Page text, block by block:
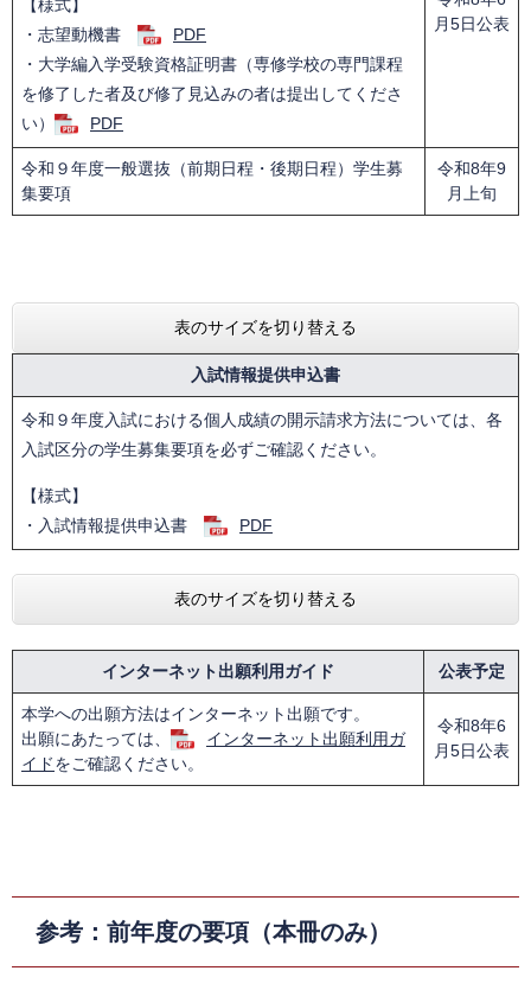
【様式】
・志望動機書
PDF
・大学編入学受験資格証明書（専修学校の専門課程
を修了した者及び修了見込みの者は提出してくださ
い）
PDF
月5日公表
令和９年度一般選抜（前期日程・後期日程）学生募
集要項
令和8年9
月上旬
表のサイズを切り替える
入試情報提供申込書
令和９年度入試における個人成績の開示請求方法については、各
入試区分の学生募集要項を必ずご確認ください。
【様式】
・入試情報提供申込書
PDF
表のサイズを切り替える
インターネット出願利用ガイド 公表予定
本学への出願方法はインターネット出願です。
出願にあたっては、
インターネット出願利用ガ
イドをご確認ください。
令和8年6
月5日公表
参考：前年度の要項（本冊のみ）